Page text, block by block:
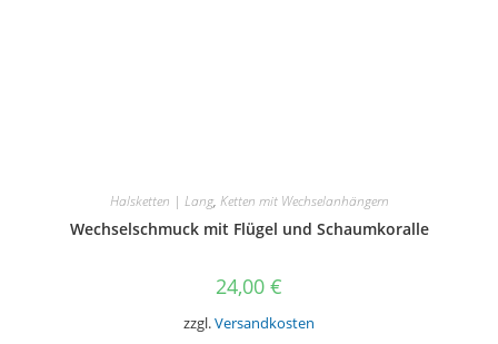
Halsketten | Lang, Ketten mit Wechselanhängern
Wechselschmuck mit Flügel und Schaumkoralle
24,00 €
zzgl.Versandkosten